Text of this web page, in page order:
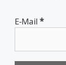
E-Mail *